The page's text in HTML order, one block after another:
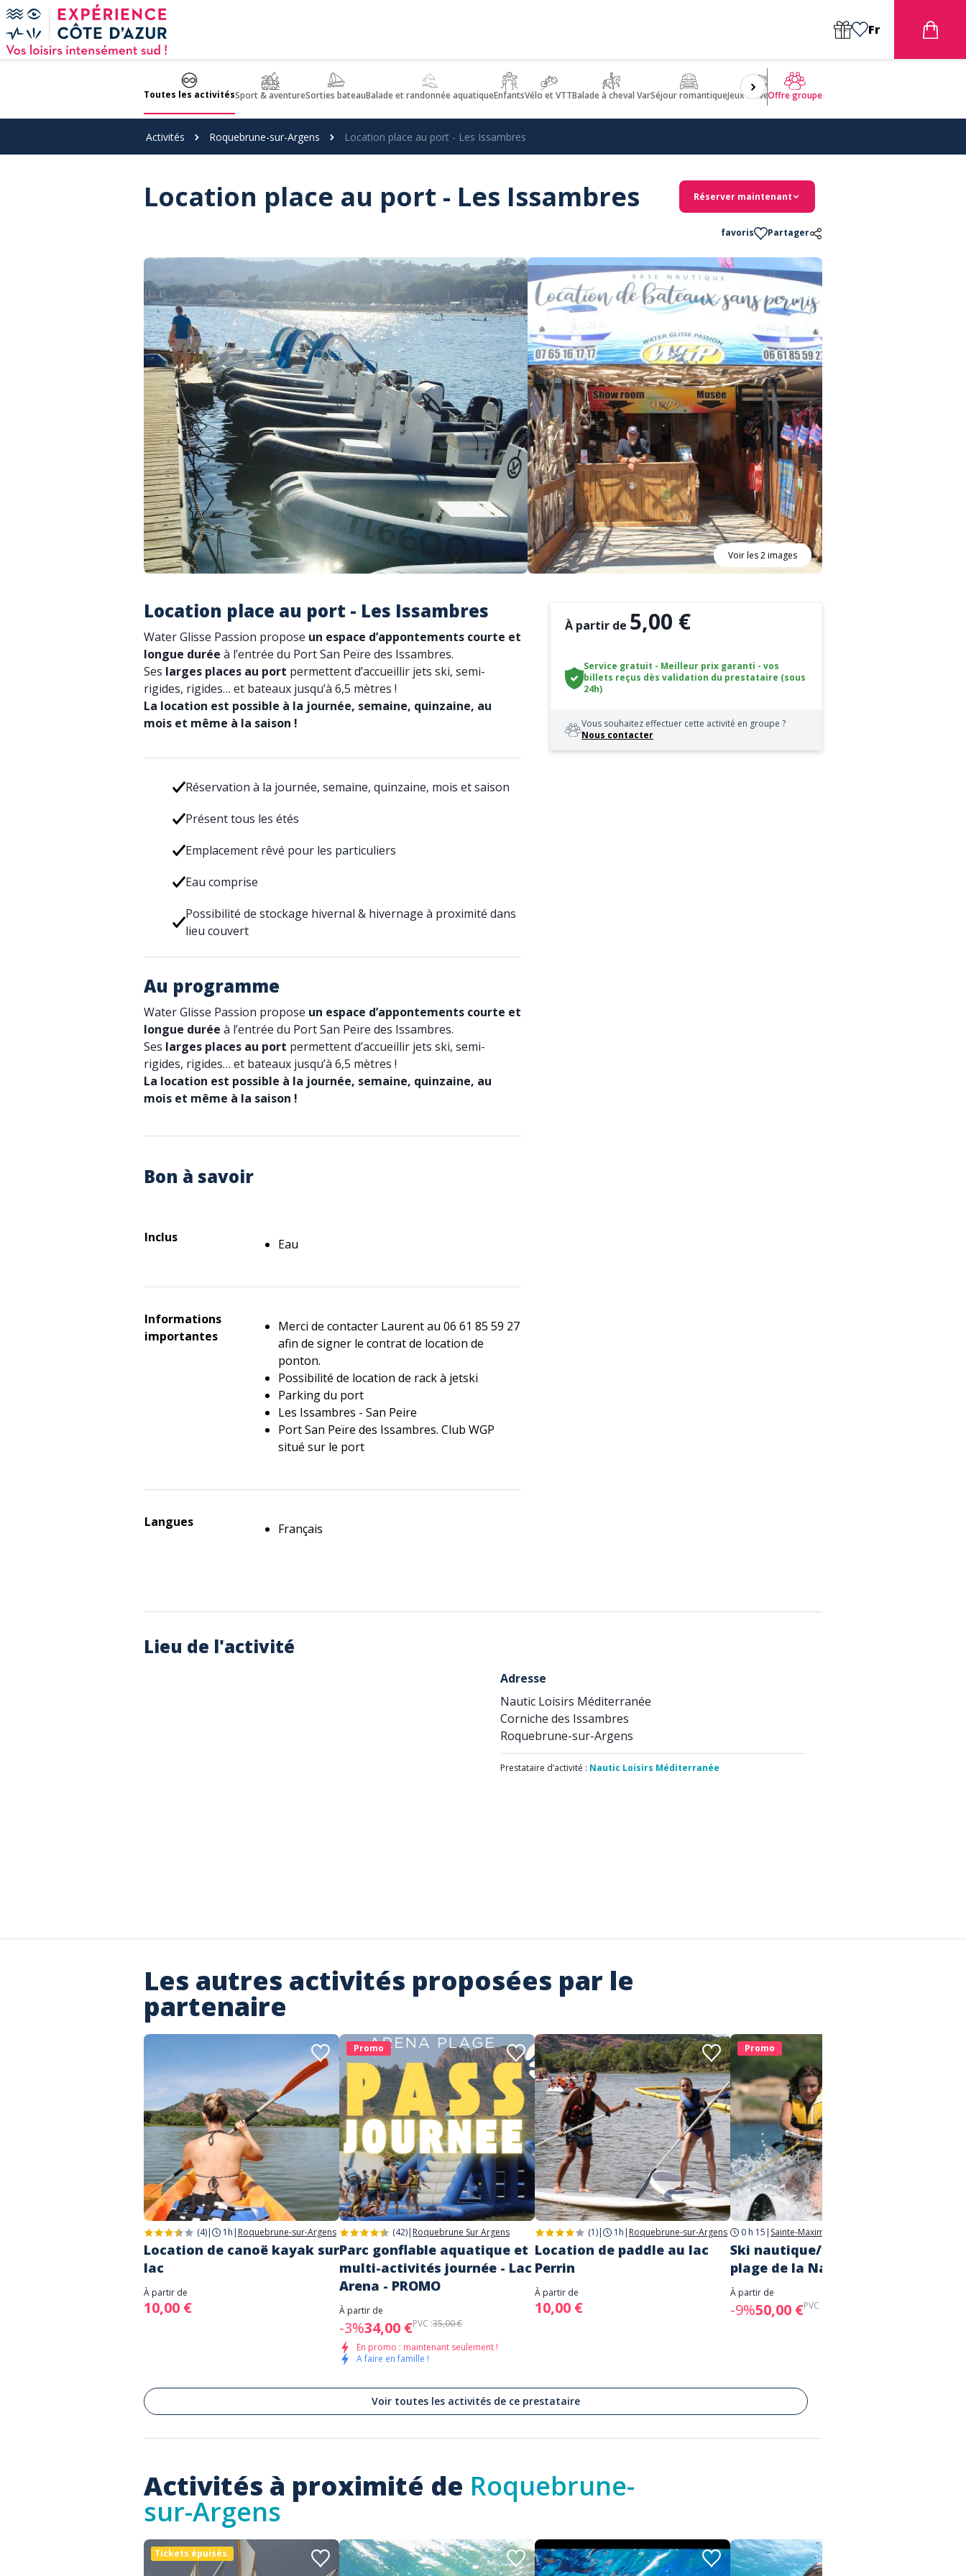
Panneau de gestion des cookies
Fr
Toutes les activitésSport & aventureSorties bateauBalade et randonnée aquatiqueEnfantsVélo et VTTBalade à cheval VarSéjour romantiqueJeux d'aventuresBien être
Offre groupe
Activités Roquebrune-sur-Argens Location place au port - Les Issambres
Location place au port - Les Issambres Réserver maintenant
favoris Partager
Voir les 2 images
Location place au port - Les Issambres
Water Glisse Passion propose un espace d’appontements courte et
longue durée à l’entrée du Port San Peïre des Issambres.
Ses larges places au port permettent d’accueillir jets ski, semi-
rigides, rigides… et bateaux jusqu’à 6,5 mètres !
La location est possible à la journée, semaine, quinzaine, au
mois et même à la saison !
Réservation à la journée, semaine, quinzaine, mois et saison
Présent tous les étés
Emplacement rêvé pour les particuliers
Eau comprise
Possibilité de stockage hivernal & hivernage à proximité dans
lieu couvert
Au programme
Water Glisse Passion propose un espace d’appontements courte et
longue durée à l’entrée du Port San Peïre des Issambres.
Ses larges places au port permettent d’accueillir jets ski, semi-
rigides, rigides… et bateaux jusqu’à 6,5 mètres !
La location est possible à la journée, semaine, quinzaine, au
mois et même à la saison !
Bon à savoir
Inclus Eau
Informations
importantes
Merci de contacter Laurent au 06 61 85 59 27
afin de signer le contrat de location de
ponton.
Possibilité de location de rack à jetski
Parking du port
Les Issambres - San Peire
Port San Peïre des Issambres. Club WGP
situé sur le port
Langues Français
À partir de 5,00 €
Service gratuit - Meilleur prix garanti - vos
billets reçus dès validation du prestataire (sous
24h)
Vous souhaitez effectuer cette activité en groupe ?
Nous contacter
Lieu de l'activité
Adresse
Nautic Loisirs Méditerranée
Corniche des Issambres
Roquebrune-sur-Argens
Prestataire d’activité : Nautic Loisirs Méditerranée
Les autres activités proposées par le
partenaire
(4)| 1h | Roquebrune-sur-Argens
Location de canoë kayak sur
lac
À partir de
10,00 €
Promo
(42)| Roquebrune Sur Argens
Parc gonflable aquatique et
multi-activités journée - Lac
Arena - PROMO
À partir de
-3%34,00 €PVC :35,00 €
En promo : maintenant seulement !
A faire en famille !
(1)| 1h | Roquebrune-sur-Argens
Location de paddle au lac
Perrin
À partir de
10,00 €
Promo
0 h 15 | Sainte-Maxime
Ski nautique/wakeboard -
plage de la Nartelle PROMO
À partir de
-9%50,00 €PVC :
Voir toutes les activités de ce prestataire
Activités à proximité de Roquebrune-
sur-Argens
Tickets épuisés.